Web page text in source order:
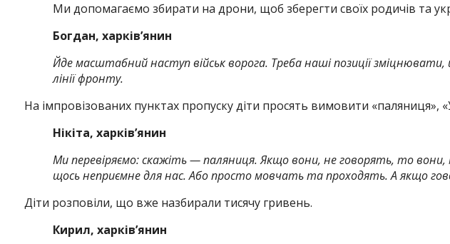
Ми допомагаємо збирати на дрони, щоб зберегти своїх родичів та
Богдан, харків’янин
Йде масштабний наступ військ ворога. Треба наші позиції
лінії фронту.
На імпровізованих пунктах пропуску діти просять вимовити «паляниця»,
Нікіта, харків’янин
Ми перевіряємо: скажіть — паляниця. Якщо вони, не говорять, то вони,
щось неприємне для нас. Або просто мовчать та проходять. А якщо
Діти розповіли, що вже назбирали тисячу гривень.
Кирил, харків’янин